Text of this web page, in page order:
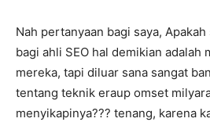
Nah pertanyaan bagi saya,
bagi ahli SEO hal demikian adalah
mereka, tapi diluar sana sangat
tentang teknik eraup omset
menyikapinya??? tenang, karena